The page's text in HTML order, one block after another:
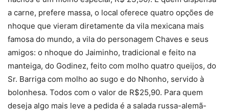
a carne, prefere massa, o local oferece quatro opções de
nhoque que vieram diretamente da vila mexicana mais
famosa do mundo, a vila do personagem Chaves e seus
amigos: o nhoque do Jaiminho, tradicional e feito na
manteiga, do Godinez, feito com molho quatro queijos, do
Sr. Barriga com molho ao sugo e do Nhonho, servido à
bolonhesa. Todos com o valor de R$25,90. Para quem
deseja algo mais leve a pedida é a salada russa-alemã-